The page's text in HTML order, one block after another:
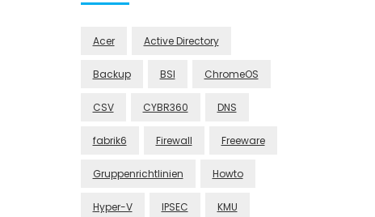
Acer Active Directory
Backup BSI ChromeOS
CSV CYBR360 DNS
fabrik6 Firewall Freeware
Gruppenrichtlinien Howto
Hyper-V IPSEC KMU